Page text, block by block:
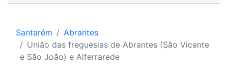
Santarém
Abrantes
União das freguesias de Abrantes (São Vicente
e São João) e Alferrarede